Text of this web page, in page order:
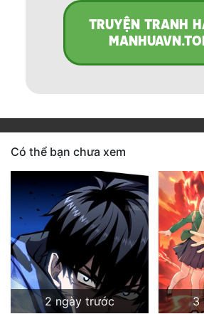
TRUYỆN TRANH
Có thể bạn chưa xem
2 ngày trước
3